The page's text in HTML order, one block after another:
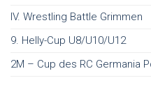
IV. Wrestling Battle Grimmen
9. Helly-Cup U8/U10/U12
2M – Cup des RC Germania